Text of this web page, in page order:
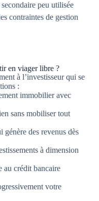
peu utilisée
contraintes de gestion
en viager libre ?
à l’investisseur qui se
:
immobilier avec
sans mobiliser tout
des revenus dès
à dimension
au crédit bancaire
votre